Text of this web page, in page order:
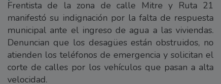
Frentista de la zona de calle Mitre y Ruta 21
manifestó su indignación por la falta de respuesta
municipal ante el ingreso de agua a las viviendas.
Denuncian que los desagües están obstruidos, no
atienden los teléfonos de emergencia y solicitan el
corte de calles por los vehículos que pasan a alta
velocidad.